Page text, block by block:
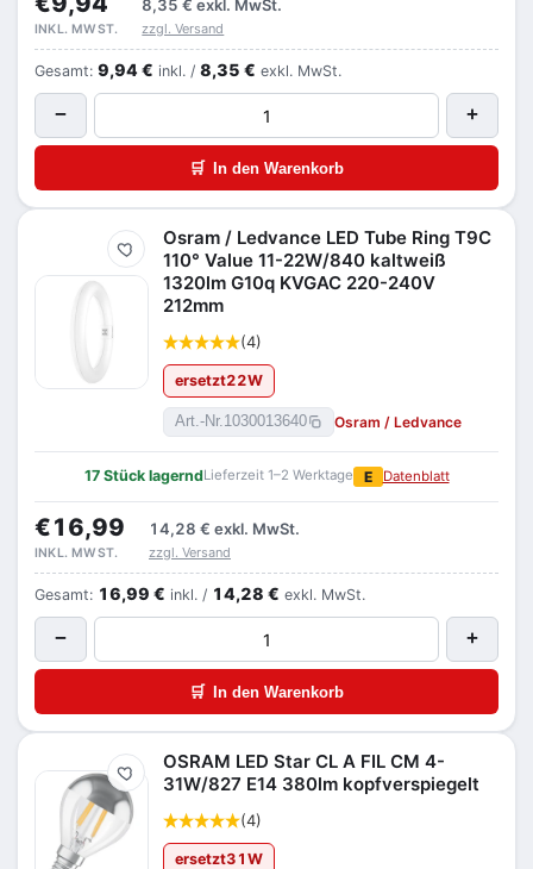
8,35 € exkl. MwSt.
INKL. MWST. zzgl. Versand
Gesamt: 9,94 € inkl. / 8,35 € exkl. MwSt.
− +
🛒 In den Warenkorb
Merken
Osram / Ledvance LED Tube Ring T9C
110° Value 11-22W/840 kaltweiß
1320lm G10q KVGAC 220-240V
212mm
(4)
ersetzt22W
Art.-Nr.1030013640 Osram / Ledvance
17 Stück lagerndLieferzeit 1–2 Werktage E Datenblatt
€16,99 14,28 € exkl. MwSt.
INKL. MWST. zzgl. Versand
Gesamt: 16,99 € inkl. / 14,28 € exkl. MwSt.
− +
🛒 In den Warenkorb
Merken
OSRAM LED Star CL A FIL CM 4-
31W/827 E14 380lm kopfverspiegelt
(4)
ersetzt31 W